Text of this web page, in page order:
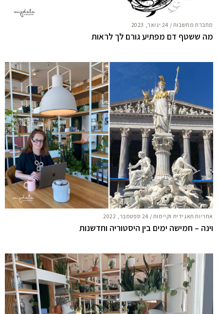
מחברת מחשבות / 24 ינואר, 2023
מה ששטף דם מפתיע גורם לך לראות
אחריות תאגידית וקיימות / 24 ספטמבר, 2022
וינה – חמישה ימים בין היסטוריה וחדשנות